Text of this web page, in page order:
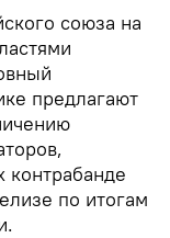
союза на
предлагают
контрабанде
по итогам